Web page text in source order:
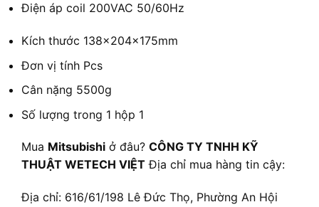
Điện áp coil 200VAC 50/60Hz
Kích thước 138×204×175mm
Đơn vị tính Pcs
Cân nặng 5500g
Số lượng trong 1 hộp 1
Mua Mitsubishi ở đâu? CÔNG TY TNHH KỸ
THUẬT WETECH VIỆT Địa chỉ mua hàng tin cậy:
Địa chỉ: 616/61/198 Lê Đức Thọ, Phường An Hội